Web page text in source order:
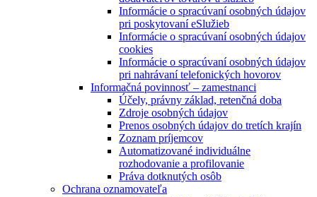
Informácie o spracúvaní osobných údajov
pri poskytovaní eSlužieb
Informácie o spracúvaní osobných údajov
cookies
Informácie o spracúvaní osobných údajov
pri nahrávaní telefonických hovorov
Informačná povinnosť – zamestnanci
Účely, právny základ, retenčná doba
Zdroje osobných údajov
Prenos osobných údajov do tretích krajín
Zoznam príjemcov
Automatizované individuálne
rozhodovanie a profilovanie
Práva dotknutých osôb
Ochrana oznamovateľa